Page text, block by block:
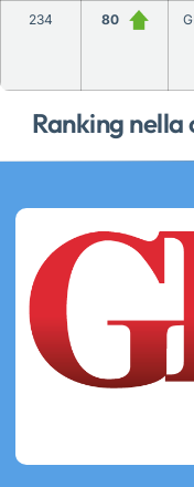
Ranking
234 80